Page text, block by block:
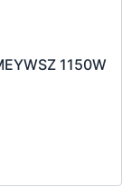
1150W